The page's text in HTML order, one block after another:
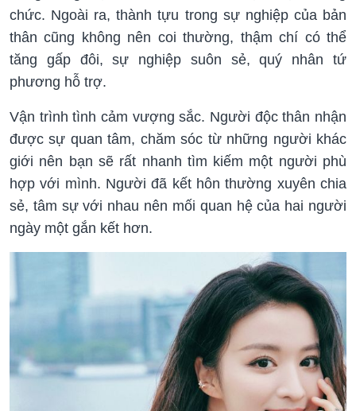
chức. Ngoài ra, thành tựu trong sự nghiệp của bản
thân cũng không nên coi thường, thậm chí có thể
tăng gấp đôi, sự nghiệp suôn sẻ, quý nhân tứ
phương hỗ trợ.
Vận trình tình cảm vượng sắc. Người độc thân nhận
được sự quan tâm, chăm sóc từ những người khác
giới nên bạn sẽ rất nhanh tìm kiếm một người phù
hợp với mình. Người đã kết hôn thường xuyên chia
sẻ, tâm sự với nhau nên mối quan hệ của hai người
ngày một gắn kết hơn.